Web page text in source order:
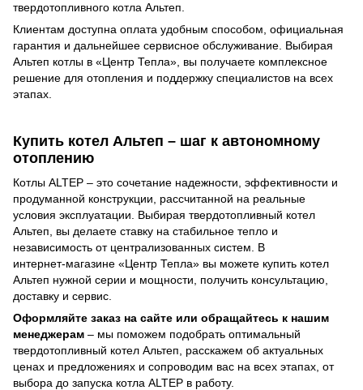
твердотопливного котла Альтеп.
Клиентам доступна оплата удобным способом, официальная
гарантия и дальнейшее сервисное обслуживание. Выбирая
Альтеп котлы в «Центр Тепла», вы получаете комплексное
решение для отопления и поддержку специалистов на всех
этапах.
Купить котел Альтеп – шаг к автономному
отоплению
Котлы ALTEP – это сочетание надежности, эффективности и
продуманной конструкции, рассчитанной на реальные
условия эксплуатации. Выбирая твердотопливный котел
Альтеп, вы делаете ставку на стабильное тепло и
независимость от централизованных систем. В
интернет‑магазине «Центр Тепла» вы можете купить котел
Альтеп нужной серии и мощности, получить консультацию,
доставку и сервис.
Оформляйте заказ на сайте или обращайтесь к нашим
менеджерам – мы поможем подобрать оптимальный
твердотопливный котел Альтеп, расскажем об актуальных
ценах и предложениях и сопроводим вас на всех этапах, от
выбора до запуска котла ALTEP в работу.